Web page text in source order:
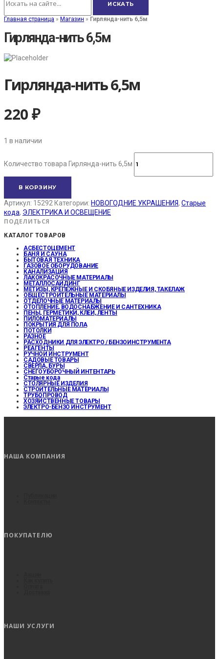
Главная страница » Магазин » Гирлянда-нить 6,5м
Гирлянда-нить 6,5м
Гирлянда-нить 6,5м
220₽
1 в наличии
Количество товара Гирлянда-нить 6,5м
В КОРЗИНУ
Артикул: 15292 Категории: НОВОГОДНИЕ УКРАШЕНИЯ, Старые
кода, ЭЛЕКТРИКА И ОСВЕЩЕНИЕ
ПОДЕЛИТЬСЯ
КАТАЛОГ ТОВАРОВ
АСБЕСТОЦЕМЕНТ
БАНЯ И САУНА
БЫТОВАЯ ТЕХНИКА
ГАЗОВОЕ ОБОРУДОВАНИЕ
КАНАЛИЗАЦИЯ
ЛАКОКРАСОЧНЫЕ МАТЕРИАЛЫ
МЕТАЛЛОСАЙДИНГ
МЕТИЗЫ, КРЕПЕЖНЫЕ И СКОБЯНЫЕ ИЗДЕЛИЯ, ТАКЕЛАЖ
ОБЩЕСТРОИТЕЛЬНЫЕ МАТЕРИАЛЫ
ОТДЕЛОЧНЫЕ МАТЕРИАЛЫ
ОТОПЛЕНИЕ, ВОДОСНАБЖЕНИЕ И САНТЕХНИКА
ПЕНЫ, ГЕРМЕТИКИ, КЛЕИ, ЛЕНТЫ
ПИЛОМАТЕРИАЛЫ
ПОКРЫТИЯ ДЛЯ ПОЛА
ПОТОЛКИ
РАЗНОЕ
РАСХОДНИКИ ДЛЯ ЭЛЕКТРО / БЕНЗОИНСТРУМЕНТА
РЕАГЕНТЫ
РУЧНОЙ ИНСТРУМЕНТ
САДОВЫЕ ТОВАРЫ
СВЕРЛА, БУРЫ
СНЕГОУБОРОЧНЫЙ ИНТЕНТАРЬ
Старые кода
СТОЛЯРНЫЕ ИЗДЕЛИЯ
СТРОИТЕЛЬНЫЕ МАТЕРИАЛЫ
ТРУБОПРОВОД
ХОЗЯЙСТВЕННЫЕ ТОВАРЫ
ЭЛЕКТРО-БЕНЗО ИНСТРУМЕНТ
НАША КОМПАНИЯ
ПОКУПАТЕЛЮ
НАШИ УСЛУГИ